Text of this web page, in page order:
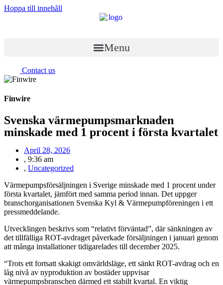
Hoppa till innehåll
Menu
Contact us
Finwire
Svenska värmepumpsmarknaden
minskade med 1 procent i första kvartalet
April 28, 2026
, 9:36 am
, Uncategorized
Värmepumpsförsäljningen i Sverige minskade med 1 procent under
första kvartalet, jämfört med samma period innan. Det uppger
branschorganisationen Svenska Kyl & Värmepumpföreningen i ett
pressmeddelande.
Utvecklingen beskrivs som “relativt förväntad”, där sänkningen av
det tillfälliga ROT-avdraget påverkade försäljningen i januari genom
att många installationer tidigarelades till december 2025.
“Trots ett fortsatt skakigt omvärldsläge, ett sänkt ROT-avdrag och en
låg nivå av nyproduktion av bostäder uppvisar
värmepumpsbranschen därmed ett stabilt kvartal. En viktig